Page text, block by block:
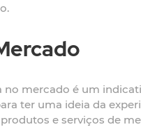
mercado é um
ter uma ideia da
e serviços de